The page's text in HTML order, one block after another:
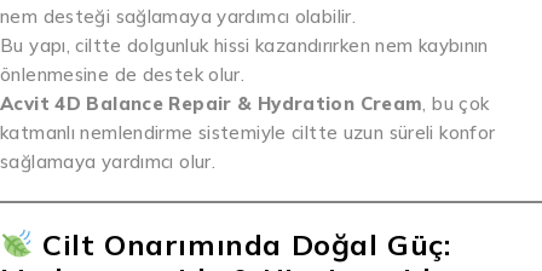
nem desteği sağlamaya yardımcı olabilir.
Bu yapı, ciltte dolgunluk hissi kazandırırken nem kaybının
önlenmesine de destek olur.
Acvit 4D Balance Repair & Hydration Cream, bu çok
katmanlı nemlendirme sistemiyle ciltte uzun süreli konfor
sağlamaya yardımcı olur.
Cilt Onarımında Doğal Güç: